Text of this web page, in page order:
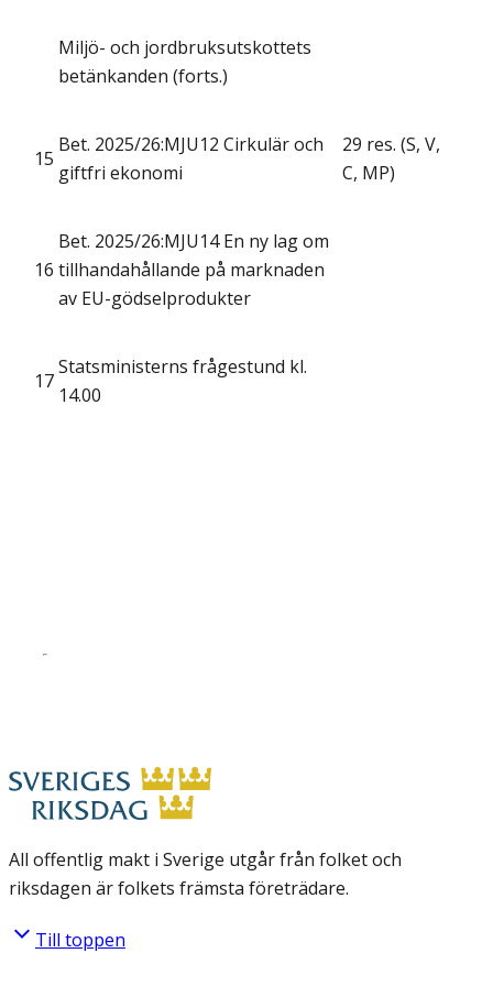
Miljö- och jordbruksutskottets
betänkanden (forts.)
15
Bet. 2025/26:MJU12 Cirkulär och
giftfri ekonomi
29 res. (S, V,
C, MP)
16
Bet. 2025/26:MJU14 En ny lag om
tillhandahållande på marknaden
av EU-gödselprodukter
17
Statsministerns frågestund kl.
14.00
All offentlig makt i Sverige utgår från folket och
riksdagen är folkets främsta företrädare.
Till toppen